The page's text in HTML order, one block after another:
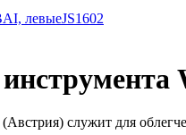
левыеJS1602
cлужит для